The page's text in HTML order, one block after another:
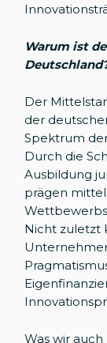
Warum ist
Der
der
Spektrum
Durch die
Ausbildung
prägen
Nicht zuletzt
Was wir